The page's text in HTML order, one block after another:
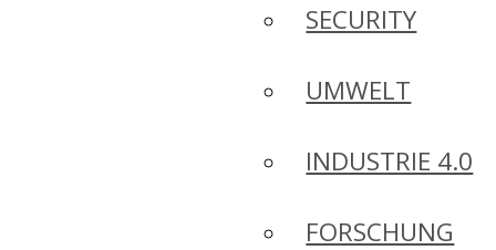
SECURITY
UMWELT
INDUSTRIE 4.0
FORSCHUNG